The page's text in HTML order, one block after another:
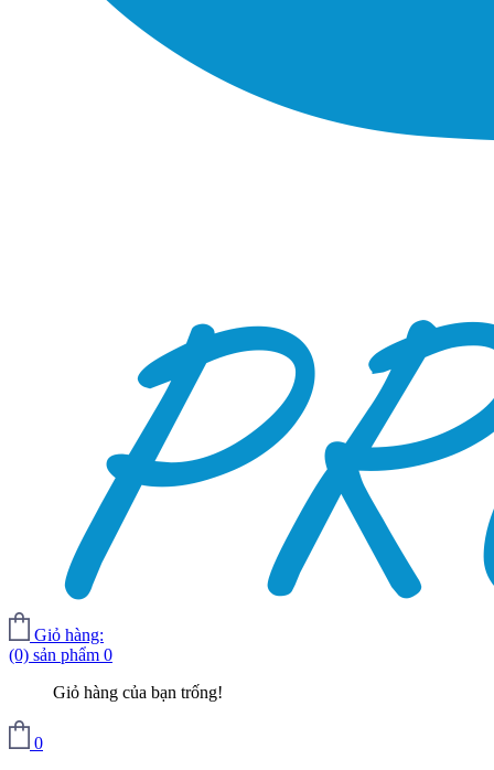
Giỏ hàng:
(0) sản phẩm 0
Giỏ hàng của bạn trống!
0